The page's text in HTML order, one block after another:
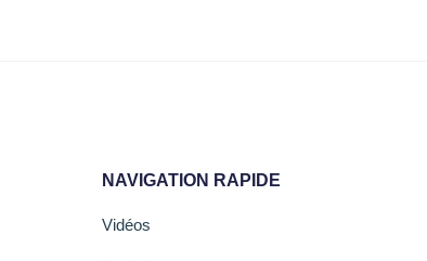
NAVIGATION RAPIDE
Vidéos